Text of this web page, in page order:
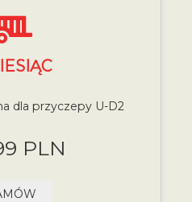
dla przyczepy U-D2
PLN